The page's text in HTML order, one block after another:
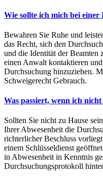
Wie sollte ich mich bei
Bewahren Sie Ruhe und
das Recht, sich den
und die Identität der Beamten
einen Anwalt kontaktieren
Durchsuchung hinzuziehen.
Schweigerecht Gebrauch.
Was passiert, wenn ich
Sollten Sie nicht zu Hause
Ihrer Abwesenheit die
richterlicher Beschluss
einem Schlüsseldienst
in Abwesenheit in Kenntnis
Durchsuchungsprotokoll